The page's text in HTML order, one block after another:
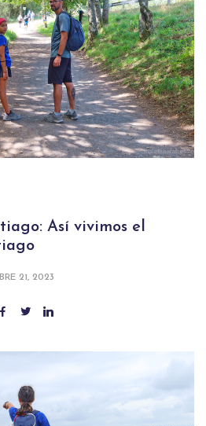
Así vivimos el
21, 2023